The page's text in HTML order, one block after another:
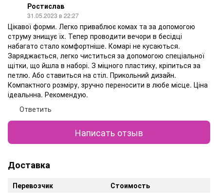
Ростислав
31.05.2023 в 22:27
Цікавої форми. Легко приваблює комах та за допомогою
струму знищує їх. Тепер проводити вечори в бесідці
набагато стало комфортніше. Комарі не кусаються.
Заряджається, легко чиститься за допомогою спеціальної
щітки, що йшла в наборі. З міцного пластику, кріпиться за
петлю. Або ставиться на стіл. Прикольний дизайн.
Компактного розміру, зручно переносити в любе місце. Ціна
ідеальнна. Рекомендую.
Ответить
Написать отзыв
Доставка
Перевозчик Стоимость